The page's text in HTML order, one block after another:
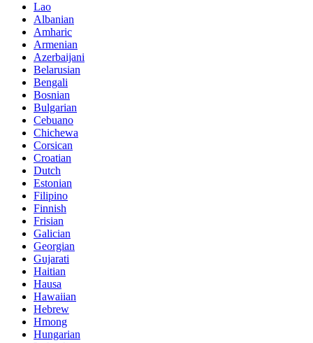
Lao
Albanian
Amharic
Armenian
Azerbaijani
Belarusian
Bengali
Bosnian
Bulgarian
Cebuano
Chichewa
Corsican
Croatian
Dutch
Estonian
Filipino
Finnish
Frisian
Galician
Georgian
Gujarati
Haitian
Hausa
Hawaiian
Hebrew
Hmong
Hungarian